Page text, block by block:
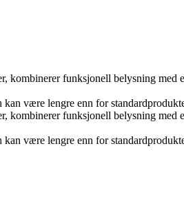
kombinerer funksjonell belysning
være lengre enn for
kombinerer funksjonell belysning
være lengre enn for